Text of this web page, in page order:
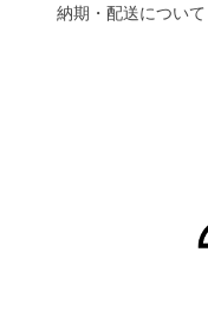
納期・配送について